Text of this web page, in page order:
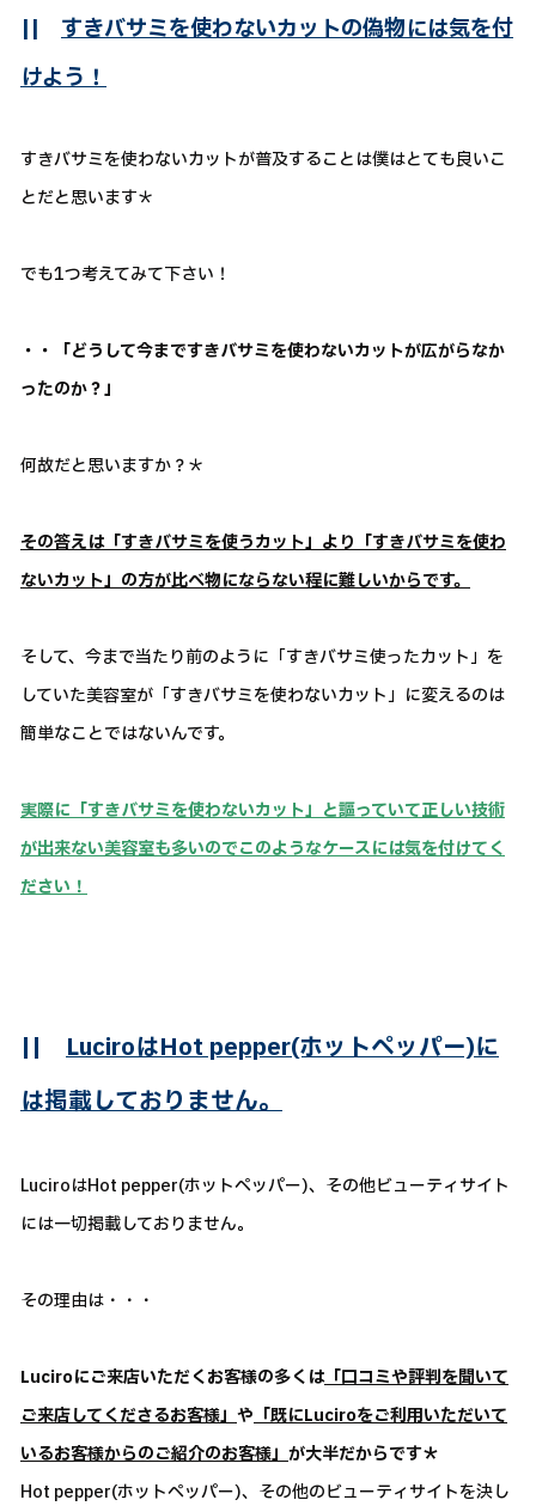
|| すきバサミを使わないカットの偽物には気を付
けよう！
すきバサミを使わないカットが普及することは僕はとても良いこ
とだと思います＊
でも1つ考えてみて下さい！
・・「どうして今まですきバサミを使わないカットが広がらなか
ったのか？」
何故だと思いますか？＊
その答えは「すきバサミを使うカット」より「すきバサミを使わ
ないカット」の方が比べ物にならない程に難しいからです。
そして、今まで当たり前のように「すきバサミ使ったカット」を
していた美容室が「すきバサミを使わないカット」に変えるのは
簡単なことではないんです。
実際に「すきバサミを使わないカット」と謳っていて正しい技術
が出来ない美容室も多いのでこのようなケースには気を付けてく
ださい！
|| LuciroはHot pepper(ホットペッパー)に
は掲載しておりません。
LuciroはHot pepper(ホットペッパー)、その他ビューティサイト
には一切掲載しておりません。
その理由は・・・
Luciroにご来店いただくお客様の多くは「口コミや評判を聞いて
ご来店してくださるお客様」 や 「既にLuciroをご利用いただいて
いるお客様からのご紹介のお客様」 が大半だからです＊
Hot pepper(ホットペッパー)、その他のビューティサイトを決し